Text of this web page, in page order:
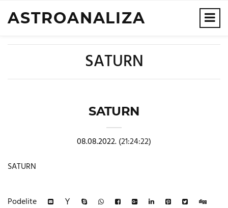
ASTROANALIZA
SATURN
SATURN
08.08.2022.(21:24:22)
SATURN
Podelite